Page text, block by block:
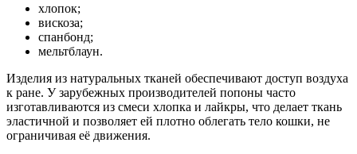
хлопок;
вискоза;
спанбонд;
мельтблаун.
Изделия из натуральных тканей обеспечивают доступ воздуха
к ране. У зарубежных производителей попоны часто
изготавливаются из смеси хлопка и лайкры, что делает ткань
эластичной и позволяет ей плотно облегать тело кошки, не
ограничивая её движения.